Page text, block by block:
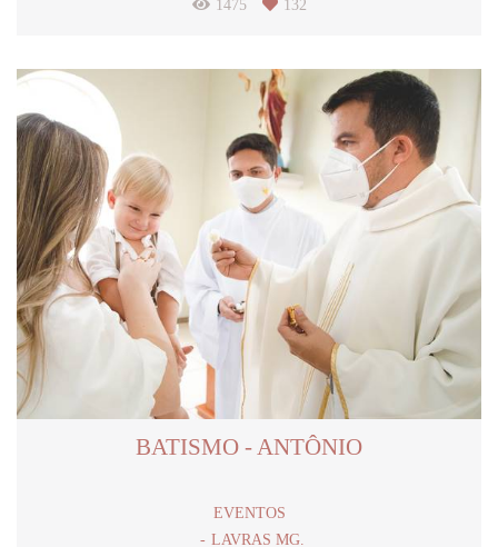
1475
132
BATISMO - ANTÔNIO
EVENTOS
LAVRAS MG.